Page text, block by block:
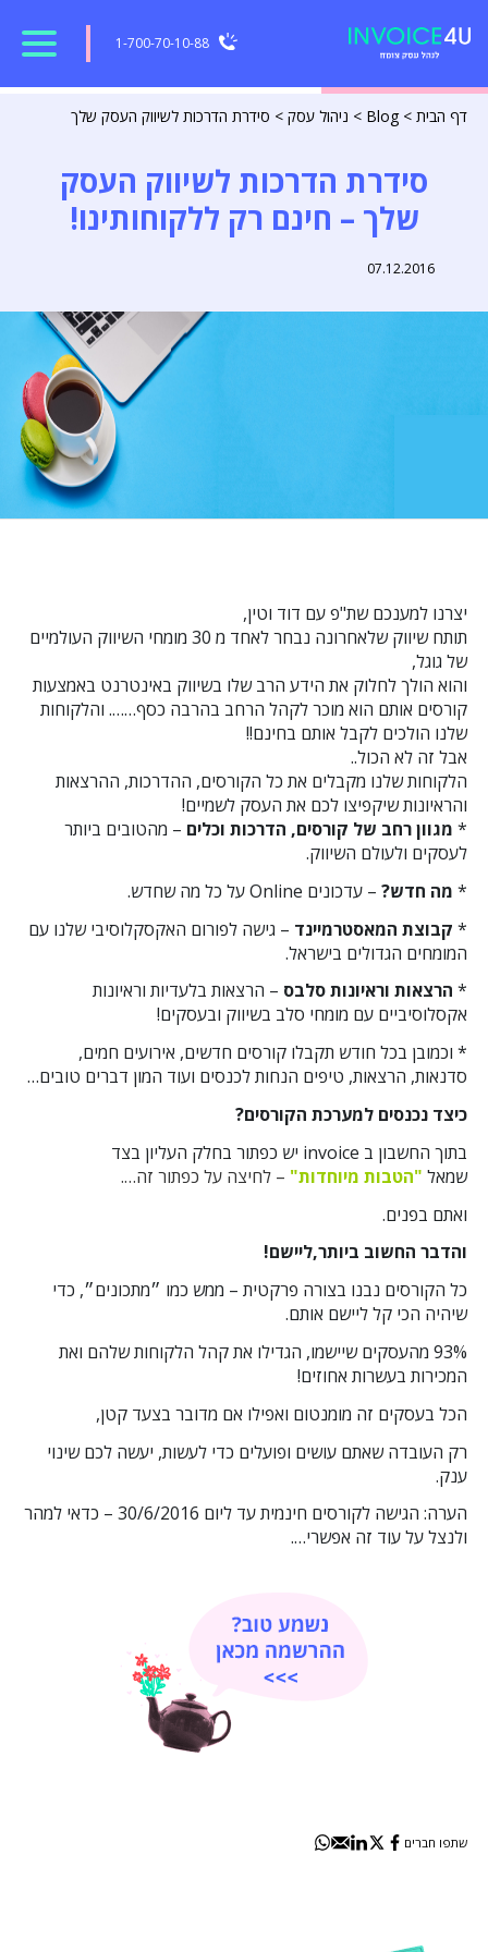
1-700-70-10-88
דף הבית >
Blog
> ניהול עסק > סידרת הדרכות לשיווק העסק שלך
סידרת הדרכות לשיווק העסק
שלך – חינם רק ללקוחותינו!
07.12.2016
יצרנו למענכם שת"פ עם דוד וטין,
תותח שיווק שלאחרונה נבחר לאחד מ 30 מומחי השיווק העולמיים
של גוגל,
והוא הולך לחלוק את הידע הרב שלו בשיווק באינטרנט באמצעות
קורסים אותם הוא מוכר לקהל הרחב בהרבה כסף……. והלקוחות
שלנו הולכים לקבל אותם בחינם!!
אבל זה לא הכול..
הלקוחות שלנו מקבלים את כל הקורסים, ההדרכות, ההרצאות
והראיונות שיקפיצו לכם את העסק לשמיים!
* מגוון רחב של קורסים, הדרכות וכלים – מהטובים ביותר
לעסקים ולעולם השיווק.
* מה חדש? – עדכונים Online על כל מה שחדש.
* קבוצת המאסטרמיינד – גישה לפורום האקסקלוסיבי שלנו עם
המומחים הגדולים בישראל.
* הרצאות וראיונות סלבס – הרצאות בלעדיות וראיונות
אקסלוסיביים עם מומחי סלב בשיווק ובעסקים!
* וכמובן בכל חודש תקבלו קורסים חדשים, אירועים חמים,
סדנאות, הרצאות, טיפים הנחות לכנסים ועוד המון דברים טובים…
כיצד נכנסים למערכת הקורסים?
בתוך החשבון ב invoice יש כפתור בחלק העליון בצד
שמאל "הטבות מיוחדות" – לחיצה על כפתור זה….
ואתם בפנים.
והדבר החשוב ביותר,ליישם!
כל הקורסים נבנו בצורה פרקטית – ממש כמו ״מתכונים״, כדי
שיהיה הכי קל ליישם אותם.
93% מהעסקים שיישמו, הגדילו את קהל הלקוחות שלהם ואת
המכירות בעשרות אחוזים!
הכל בעסקים זה מומנטום ואפילו אם מדובר בצעד קטן,
רק העובדה שאתם עושים ופועלים כדי לעשות, יעשה לכם שינוי
ענק.
הערה: הגישה לקורסים חינמית עד ליום 30/6/2016 – כדאי למהר
ולנצל על עוד זה אפשרי….
שתפו חברים